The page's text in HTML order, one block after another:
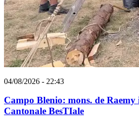
04/08/2026 - 22:43
Campo Blenio: mons. de
Cantonale BesTIale